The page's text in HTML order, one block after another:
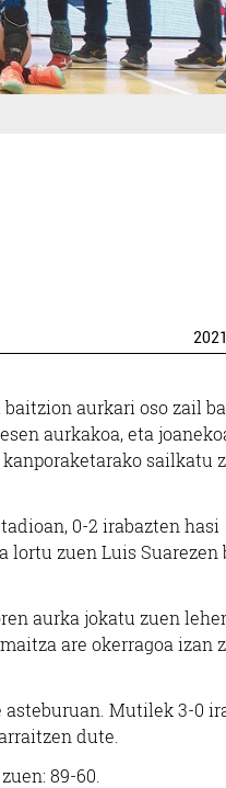
aurkari oso zail
aurkakoa, eta
sailkatu
0-2 irabazten hasi
lortu zuen Luis Suarezen
aurka jokatu zuen
are okerragoa izan
Mutilek 3-0
dute.
89-60.